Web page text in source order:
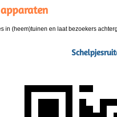
in (heem)tuinen en laat bezoekers